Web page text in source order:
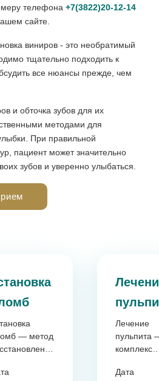
телефона +7(3822)20-12-14
сайте.
виниров - это необратимый
тщательно подходить к
все нюансы прежде, чем
и обточка зубов для их
методами для
При правильной
пациент может значительно
зубов и уверенно улыбаться.
— метод
зуба
Лечение
пульпита
комплекс
Дата